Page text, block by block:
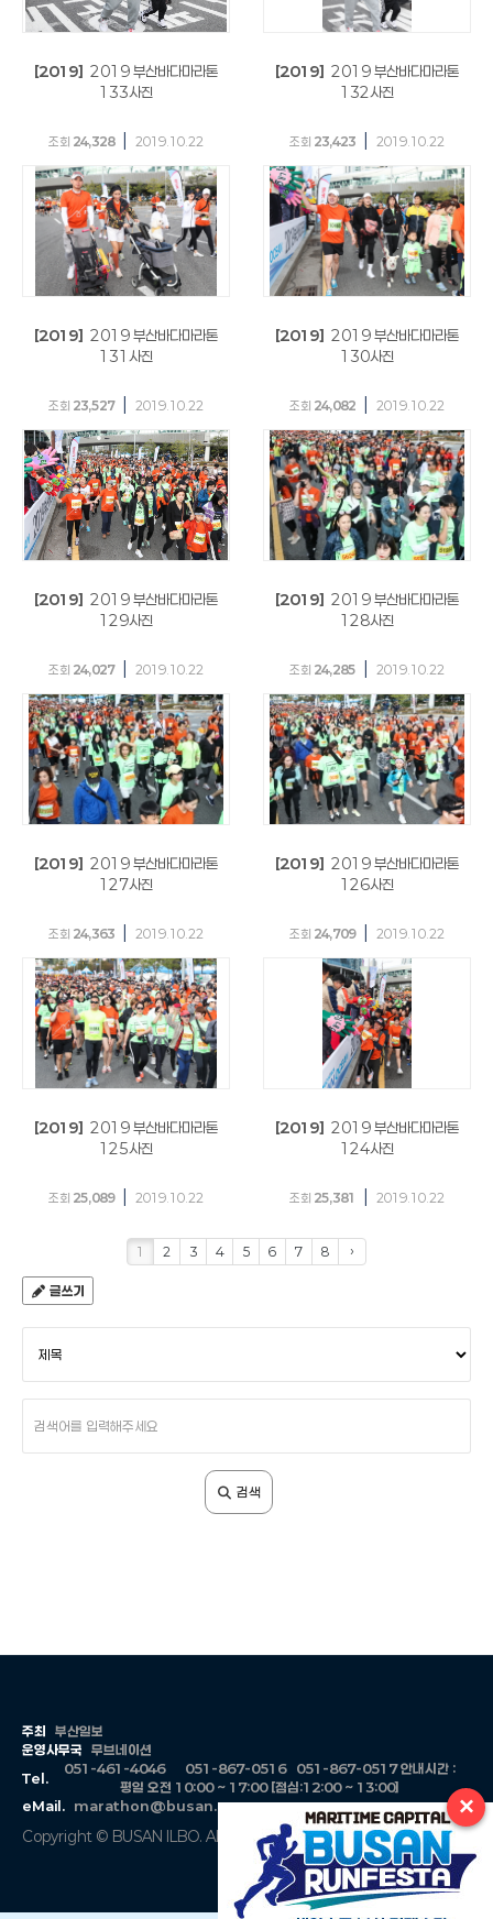
[2019] 2019 부산바다마라톤
133사진
조회 24,328 2019.10.22
[2019] 2019 부산바다마라톤
132사진
조회 23,423 2019.10.22
[2019] 2019 부산바다마라톤
131사진
조회 23,527 2019.10.22
[2019] 2019 부산바다마라톤
130사진
조회 24,082 2019.10.22
[2019] 2019 부산바다마라톤
129사진
조회 24,027 2019.10.22
[2019] 2019 부산바다마라톤
128사진
조회 24,285 2019.10.22
[2019] 2019 부산바다마라톤
127사진
조회 24,363 2019.10.22
[2019] 2019 부산바다마라톤
126사진
조회 24,709 2019.10.22
[2019] 2019 부산바다마라톤
125사진
조회 25,089 2019.10.22
[2019] 2019 부산바다마라톤
124사진
조회 25,381 2019.10.22
1 2 3 4 5 6 7 8 ›
글쓰기
조
어
력
검색
주최
부산일보
운영사무국
무브네이션
Tel.
051-461-4046 051-867-0516 051-867-0517안내시간 :
평일 오전 10:00 ~ 17:00 [점심:12:00 ~ 13:00]
eMail.
marathon@busan.com
Copyright © BUSAN ILBO. All Rights Reserved.
×